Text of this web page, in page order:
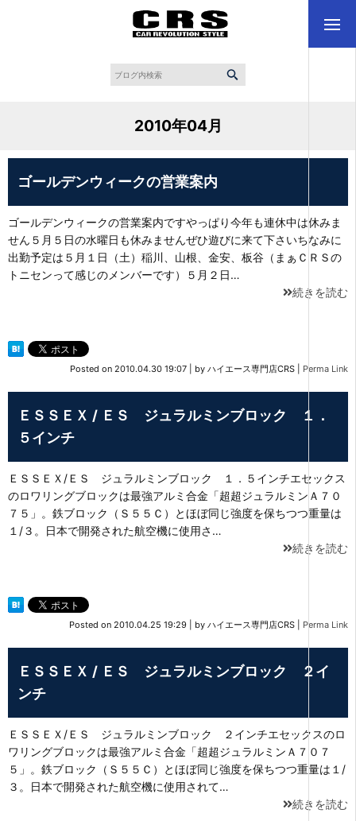
2010年04月
ゴールデンウィークの営業案内
ゴールデンウィークの営業案内ですやっぱり今年も連休中は休みま
せん５月５日の水曜日も休みませんぜひ遊びに来て下さいちなみに
出勤予定は５月１日（土）稲川、山根、金安、板谷（まぁＣＲＳの
トニセンって感じのメンバーです）５月２日…
続きを読む
Posted on 2010.04.30 19:07 by ハイエース専門店CRS Perma Link
ＥＳＳＥＸ / ＥＳ ジュラルミンブロック １．
５インチ
ＥＳＳＥＸ/ＥＳ ジュラルミンブロック １．５インチエセックス
のロワリングブロックは最強アルミ合金「超超ジュラルミンＡ７０
７５」。鉄ブロック（Ｓ５５Ｃ）とほぼ同じ強度を保ちつつ重量は
１/３。日本で開発された航空機に使用さ…
続きを読む
Posted on 2010.04.25 19:29 by ハイエース専門店CRS Perma Link
ＥＳＳＥＸ / ＥＳ ジュラルミンブロック ２イ
ンチ
ＥＳＳＥＸ/ＥＳ ジュラルミンブロック ２インチエセックスのロ
ワリングブロックは最強アルミ合金「超超ジュラルミンＡ７０７
５」。鉄ブロック（Ｓ５５Ｃ）とほぼ同じ強度を保ちつつ重量は１/
３。日本で開発された航空機に使用されて…
続きを読む